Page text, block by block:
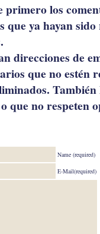
primero los
ya hayan
direcciones de
que no estén
que no respeten
Name (required)
E-Mail(required)